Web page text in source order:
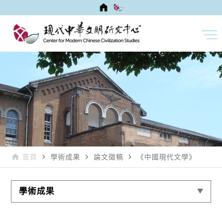
home 首頁 navigate_next 學術成果 navigate_next 論文徵稿 navigate_next 《中國現代文學》
學術成果